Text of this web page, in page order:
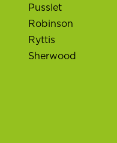
Pusslet
Robinson
Ryttis
Sherwood